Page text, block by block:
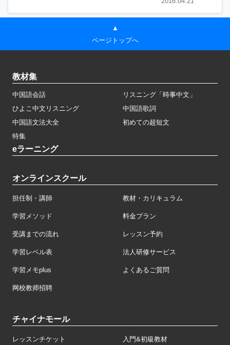
▲
ページトップへ
教材集
中国語会話
リスニング「時事中文」
ひよこ中文リスニング
中国語歌詞
中国語文法大全
初めての超短文
特集
eラーニング
オンラインスクール
担任制・講師 教材・カリキュラム
学習メソッド 料金プラン
受講までの流れ レッスン予約
学習レベル表 法人研修サービス
学習メモplus よくあるご質問
网校教师招聘
チャイナモール
レッスンチケット 入門&初級教材